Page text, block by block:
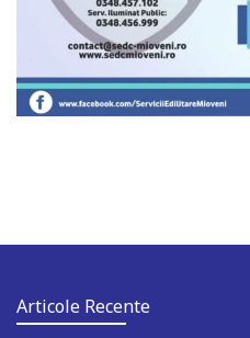
Articole Recente